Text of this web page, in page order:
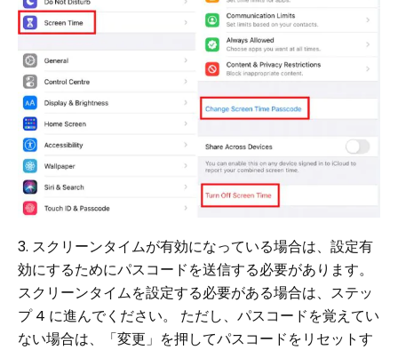
3. スクリーンタイムが有効になっている場合は、設定有
効にするためにパスコードを送信する必要があります。
スクリーンタイムを設定する必要がある場合は、ステッ
プ 4 に進んでください。 ただし、パスコードを覚えてい
ない場合は、「変更」を押してパスコードをリセットす